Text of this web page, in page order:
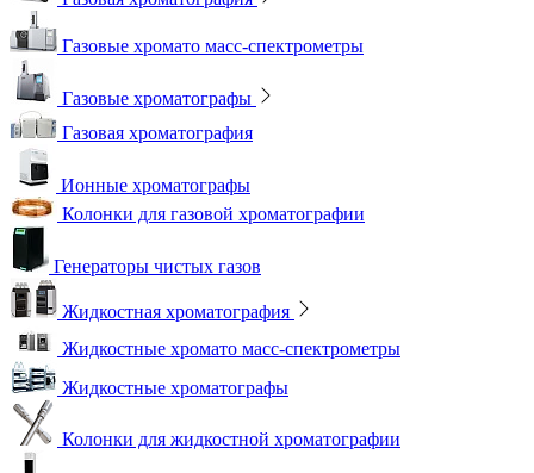
Газовые хромато масс-спектрометры
Газовые хроматографы
Газовая хроматография
Ионные хроматографы
Колонки для газовой хроматографии
Генераторы чистых газов
Жидкостная хроматография
Жидкостные хромато масс-спектрометры
Жидкостные хроматографы
Колонки для жидкостной хроматографии